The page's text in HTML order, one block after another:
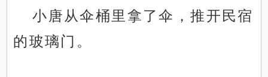
小唐从伞桶里拿了伞，推开民宿
的玻璃门。